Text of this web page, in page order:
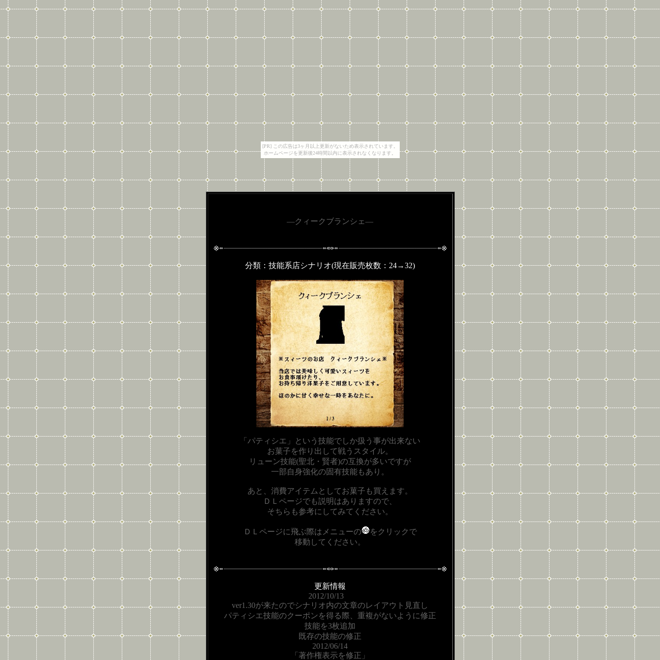
[PR] この広告は3ヶ月以上更新がないため表示されています。
ホームページを更新後24時間以内に表示されなくなります。
―クィークブランシェ―
分類：技能系店シナリオ(現在販売枚数：24→32)
「パティシエ」という技能でしか扱う事が出来ない
お菓子を作り出して戦うスタイル。
リューン技能(聖北・賢者)の互換が多いですが
一部自身強化の固有技能もあり。
あと、消費アイテムとしてお菓子も買えます。
ＤＬページでも説明はありますので、
そちらも参考にしてみてください。
ＤＬページに飛ぶ際はメニューの
をクリックで
移動してください。
更新情報
2012/10/13
ver1.30が来たのでシナリオ内の文章のレイアウト見直し
パティシエ技能のクーポンを得る際、重複がないように修正
技能を3枚追加
既存の技能の修正
2012/06/14
「著作権表示を修正」